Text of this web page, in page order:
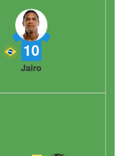
10
Jairo